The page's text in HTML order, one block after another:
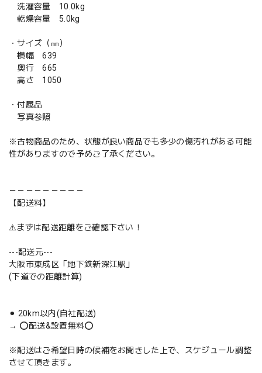
洗濯容量 10.0kg
乾燥容量 5.0kg
・サイズ（㎜）
横幅 639
奥行 665
高さ 1050
・付属品
写真参照
※古物商品のため、状態が良い商品でも多少の傷汚れがある可能
性がありますので予めご了承ください。
－－－－－－－－－
【配送料】
⚠️まずは配送距離をご確認下さい！
---配送元---
大阪市東成区「地下鉄新深江駅」
(下道での距離計算)
⚫︎ 20km以内(自社配送)
→ ⭕️配送&設置無料⭕️
※配送はご希望日時の候補をお聞きした上で、スケジュール調整
させて頂きます。